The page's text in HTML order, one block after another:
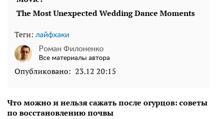
Теги: лайфхаки
Роман Филоненко
Все материалы автора
Опубликовано: 23.12 20:15
Что можно и нельзя сажать после огурцов: советы
по восстановлению почвы